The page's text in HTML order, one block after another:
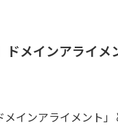
ドメインアライ
メインアライメント」